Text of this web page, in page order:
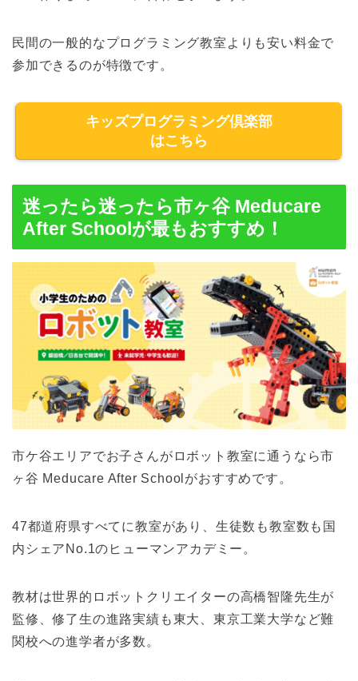
民間の一般的なプログラミング教室よりも安い料金で
参加できるのが特徴です。
キッズプログラミング倶楽部
はこちら
迷ったら迷ったら市ヶ谷 Meducare
After Schoolが最もおすすめ！
市ケ谷エリアでお子さんがロボット教室に通うなら市
ヶ谷 Meducare After Schoolがおすすめです。
47都道府県すべてに教室があり、生徒数も教室数も国
内シェアNo.1のヒューマンアカデミー。
教材は世界的ロボットクリエイターの高橋智隆先生が
監修、修了生の進路実績も東大、東京工業大学など難
関校への進学者が多数。